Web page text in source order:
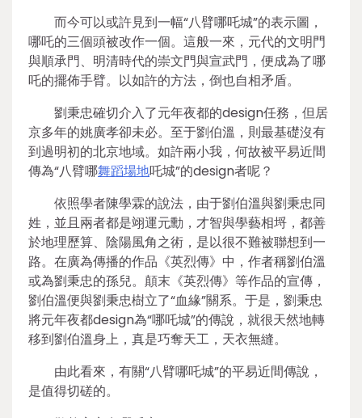
而今可以或許見到一幅“八臂哪吒城”的表示圖，
哪吒的三個頭被改作一個。這般一來，元代的文明門
與順承門、明清時代的崇文門與宣武門，便成為了哪
吒的擺佈手臂。以如許的方法，倒也自相矛盾。
劉秉忠確切介入了元年夜都的design任務，但居
京多年的姚廣孝卻未必。至于劉伯溫，則最基礎沒有
到過明初的北京地域。如許兩小我，何故被平易近間
傳為“八臂哪舞蹈場地吒城”的design者呢？
依照學者陳學霖的說法，由于劉伯溫與劉秉忠同
姓，並且兩者都是翊運元勳，才智與學藝相埒，都善
於地理歷算、陰陽風角之術，是以很不難被聯想到一
路。在廣為傳播的作品《英烈傳》中，作者稱劉伯溫
或為劉秉忠的孫兒。顛末《英烈傳》等作品的宣傳，
劉伯溫便與劉秉忠樹立了“血緣”關系。于是，劉秉忠
將元年夜都design為“哪吒城”的傳說，就很天然地轉
移到劉伯溫身上，真是巧奪天工，天衣無縫。
由此看來，有關“八臂哪吒城”的平易近間傳說，
是值得切磋的。